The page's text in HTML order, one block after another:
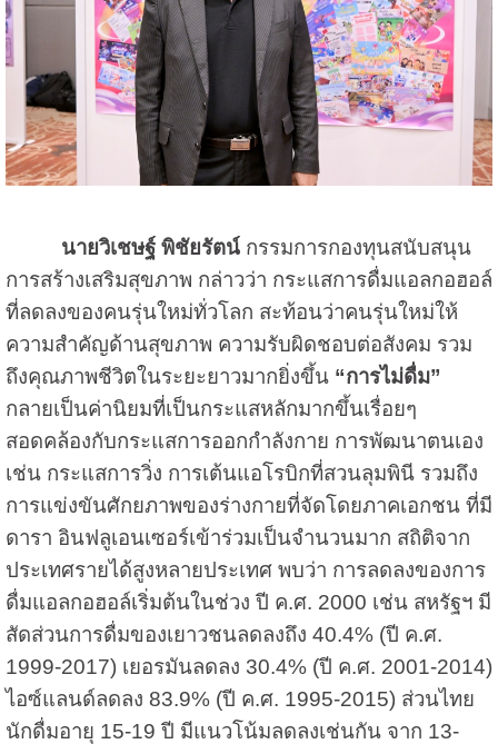
นายวิเชษฐ์ พิชัยรัตน์กรรมการกองทุนสนับสนุน
การสร้างเสริมสุขภาพ กล่าวว่า กระแสการดื่มแอลกอฮอล์
ที่ลดลงของคนรุ่นใหม่ทั่วโลก สะท้อนว่าคนรุ่นใหม่ให้
ความสำคัญด้านสุขภาพ ความรับผิดชอบต่อสังคม รวม
ถึงคุณภาพชีวิตในระยะยาวมากยิ่งขึ้น“การไม่ดื่ม”
กลายเป็นค่านิยมที่เป็นกระแสหลักมากขึ้นเรื่อยๆ
สอดคล้องกับกระแสการออกกำลังกาย การพัฒนาตนเอง
เช่น กระแสการวิ่ง การเต้นแอโรบิกที่สวนลุมพินี รวมถึง
การแข่งขันศักยภาพของร่างกายที่จัดโดยภาคเอกชน ที่มี
ดารา อินฟลูเอนเซอร์เข้าร่วมเป็นจำนวนมาก สถิติจาก
ประเทศรายได้สูงหลายประเทศ พบว่า การลดลงของการ
ดื่มแอลกอฮอล์เริ่มต้นในช่วง ปี ค.ศ. 2000 เช่น สหรัฐฯ มี
สัดส่วนการดื่มของเยาวชนลดลงถึง 40.4% (ปี ค.ศ.
1999-2017) เยอรมันลดลง 30.4% (ปี ค.ศ. 2001-2014)
ไอซ์แลนด์ลดลง 83.9% (ปี ค.ศ. 1995-2015) ส่วนไทย
นักดื่มอายุ 15-19 ปี มีแนวโน้มลดลงเช่นกัน จาก 13-